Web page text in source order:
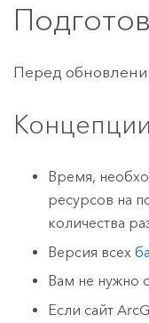
Перед
Время,
ресурсов на
количества
Версия всех
Вам не нужно
Если сайт